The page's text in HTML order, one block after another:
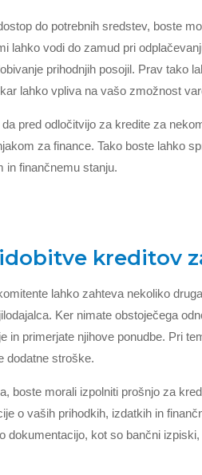
do potrebnih sredstev, boste
lahko vodi do zamud pri
prihodnjih posojil. Prav tako
lahko vpliva na vašo zmožnost
pred odločitvijo za kredite za
za finance. Tako boste lahko
in finančnemu stanju.
kreditov
lahko zahteva nekoliko
Ker nimate obstoječega
in primerjate njihove ponudbe. Pri
dodatne stroške.
boste morali izpolniti prošnjo za
o vaših prihodkih, izdatkih in
dokumentacijo, kot so bančni